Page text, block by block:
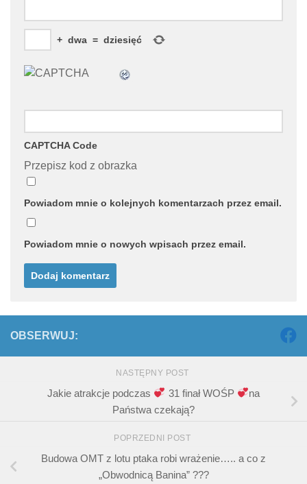
+ dwa = dziesięć
CAPTCHA Code
Przepisz kod z obrazka
Powiadom mnie o kolejnych komentarzach przez email.
Powiadom mnie o nowych wpisach przez email.
OBSERWUJ:
NASTĘPNY POST
Jakie atrakcje podczas 31 finał WOŚP
na
Państwa czekają?
POPRZEDNI POST
Budowa OMT z lotu ptaka robi wrażenie….. a co z
„Obwodnicą Banina” ???